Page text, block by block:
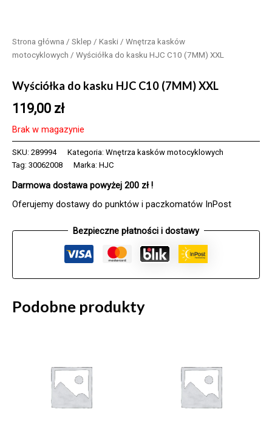
Strona główna / Sklep / Kaski / Wnętrza kasków
motocyklowych / Wyściółka do kasku HJC C10 (7MM) XXL
Wyściółka do kasku HJC C10 (7MM) XXL
119,00 zł
Brak w magazynie
SKU: 289994 Kategoria: Wnętrza kasków motocyklowych
Tag: 30062008 Marka: HJC
Darmowa dostawa powyżej 200 zł !
Oferujemy dostawy do punktów i paczkomatów InPost
Bezpieczne płatności i dostawy
Podobne produkty